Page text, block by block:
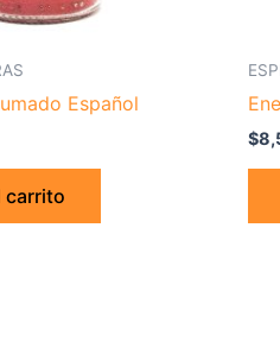
Español
carrito
$